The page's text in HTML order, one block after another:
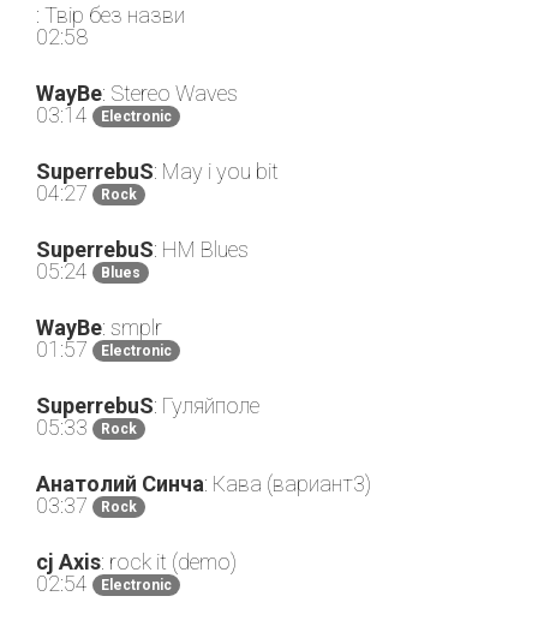
: Твір без назви
02:58
WayBe: Stereo Waves
03:14
Electronic
SuperrebuS: May i you bit
04:27
Rock
SuperrebuS: HM Blues
05:24
Blues
WayBe: smplr
01:57
Electronic
SuperrebuS: Гуляйполе
05:33
Rock
Анатолий Синча: Кава (вариант3)
03:37
Rock
cj Axis: rock it (demo)
02:54
Electronic